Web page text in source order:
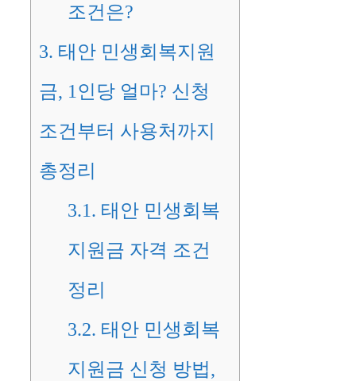
조건은?
3. 태안 민생회복지원
금, 1인당 얼마? 신청
조건부터 사용처까지
총정리
3.1. 태안 민생회복
지원금 자격 조건
정리
3.2. 태안 민생회복
지원금 신청 방법,